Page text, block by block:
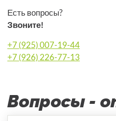
Есть вопросы?
Звоните!
+7 (925) 007-19-44
+7 (926) 226-77-13
Вопросы -